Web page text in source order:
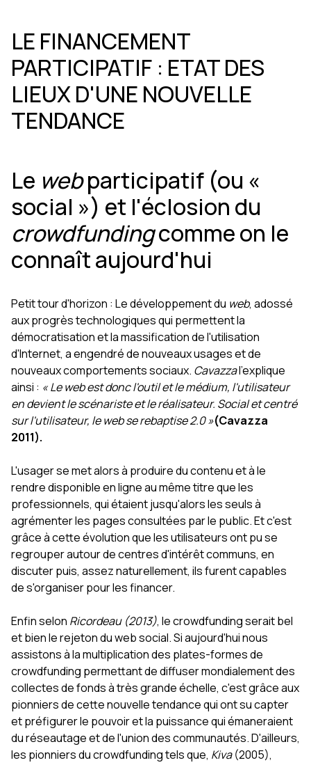
LE FINANCEMENT
PARTICIPATIF : ETAT DES
LIEUX D'UNE NOUVELLE
TENDANCE
Le webparticipatif (ou «
social ») et l'éclosion du
crowdfundingcomme on le
connaît aujourd'hui
Petit tour d'horizon : Le développement du web, adossé
aux progrès technologiques qui permettent la
démocratisation et la massification de l'utilisation
d'Internet, a engendré de nouveaux usages et de
nouveaux comportements sociaux. Cavazzal'explique
ainsi : « Le web est donc l'outil et le médium, l'utilisateur
en devient le scénariste et le réalisateur. Social et centré
sur l'utilisateur, le web se rebaptise 2.0 »(Cavazza
2011).
L'usager se met alors à produire du contenu et à le
rendre disponible en ligne au même titre que les
professionnels, qui étaient jusqu'alors les seuls à
agrémenter les pages consultées par le public. Et c'est
grâce à cette évolution que les utilisateurs ont pu se
regrouper autour de centres d'intérêt communs, en
discuter puis, assez naturellement, ils furent capables
de s'organiser pour les financer.
Enfin selon Ricordeau (2013), le crowdfunding serait bel
et bien le rejeton du web social. Si aujourd'hui nous
assistons à la multiplication des plates-formes de
crowdfunding permettant de diffuser mondialement des
collectes de fonds à très grande échelle, c'est grâce aux
pionniers de cette nouvelle tendance qui ont su capter
et préfigurer le pouvoir et la puissance qui émaneraient
du réseautage et de l'union des communautés. D'ailleurs,
les pionniers du crowdfunding tels que, Kiva(2005),